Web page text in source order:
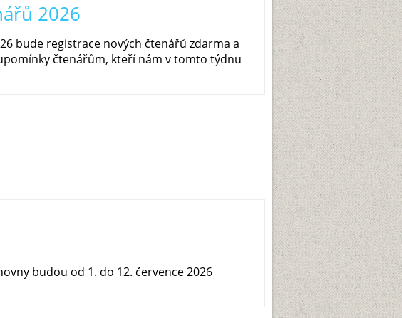
2026
bude registrace nových čtenářů zdarma a
čtenářům, kteří nám v tomto týdnu
budou od 1. do 12. července 2026